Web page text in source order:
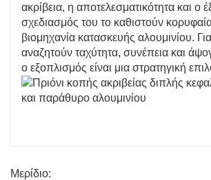
ακρίβεια, η αποτελεσματικότητα και ο
σχεδιασμός του το καθιστούν
βιομηχανία κατασκευής αλουμινίου.
αναζητούν ταχύτητα, συνέπεια και
ο εξοπλισμός είναι μια στρατηγική
Μερίδιο: